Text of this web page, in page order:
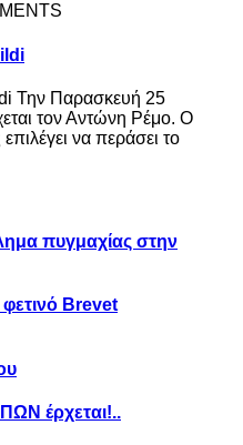
Την Παρασκευή 25
τον Αντώνη Ρέμο. Ο
να περάσει το
πυγμαχίας στην
Brevet
έρχεται!..